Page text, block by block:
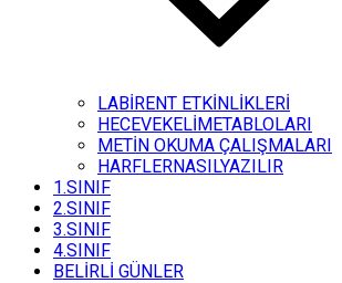
LABİRENT ETKİNLİKLERİ
HECEVEKELİMETABLOLARI
METİN OKUMA ÇALIŞMALARI
HARFLERNASILYAZILIR
1.SINIF
2.SINIF
3.SINIF
4.SINIF
BELİRLİ GÜNLER